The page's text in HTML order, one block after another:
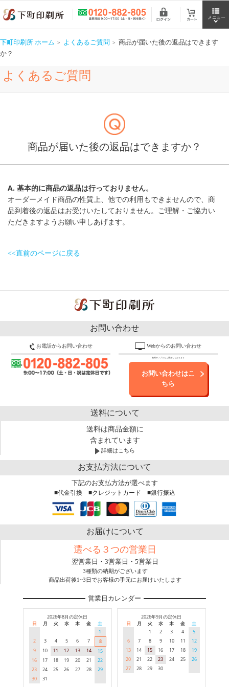
下町印刷所 ホーム よくあるご質問
商品が届いた後の返品はできます
か？
よくあるご質問
商品が届いた後の返品はできますか？
A. 基本的に商品の返品は行っておりません。
オーダーメイド商品の性質上、他での利用もできませんので、商
品到着後の返品はお受けいたしておりません。ご理解・ご協力い
ただきますようお願い申しあげます。
<<直前のページに戻る
お問い合わせ
お電話からお問い合わせ Webからのお問い合わせ
無料サンプルもご用意しております
お問い合わせはこ
ちら
送料について
送料は商品金額に
含まれています
詳細はこちら
お支払方法について
下記のお支払方法が選べます
■代金引換 ■クレジットカード ■銀行振込
お届けについて
選べる３つの営業日
翌営業日・3営業日・5営業日
3種類の納期がございます
商品出荷後1~3日でお客様の手元にお届けいたします
営業日カレンダー
2026年8月の定休日
日
月 火 水 木 金
土
1
2
3 4 5 6 7
8
9
10 11 12 13 14
15
16
17 18 19 20 21
22
23
24 25 26 27 28
29
30
31
2026年9月の定休日
日
月 火 水 木 金
土
1
2 3 4
5
6
7 8 9 10 11
12
13
14 15 16 17 18
19
20
21 22 23 24 25
26
27
28 29 30